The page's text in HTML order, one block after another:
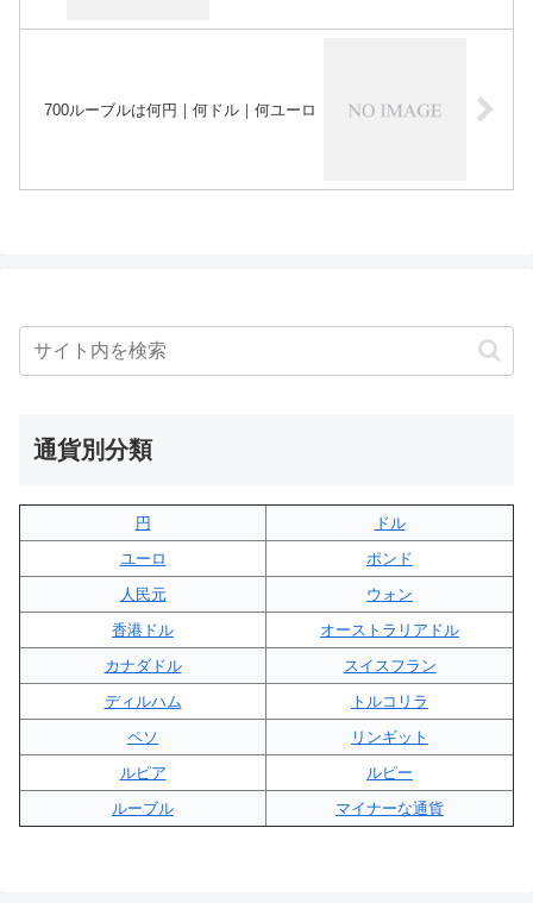
700ルーブルは何円｜何ドル｜何ユーロ
通貨別分類
円
ドル
ユーロ
ポンド
人民元
ウォン
香港ドル
オーストラリアドル
カナダドル
スイスフラン
ディルハム
トルコリラ
ペソ
リンギット
ルピア
ルピー
ルーブル
マイナーな通貨